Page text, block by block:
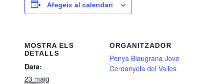
Afegeix al calendari
MOSTRA ELS
DETALLS
Data:
23 maig
ORGANITZADOR
Penya Blaugrana Jove
Cerdanyola del Valles